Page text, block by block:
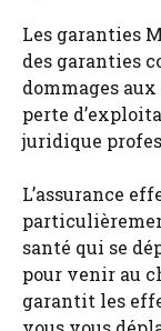
Les garanties
des garanties
dommages
perte
juridique
L’assurance
santé qui se
pour venir au
garantit les